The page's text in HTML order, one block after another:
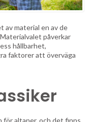
av material en av de
påverkar
hållbarhet,
faktorer att överväga